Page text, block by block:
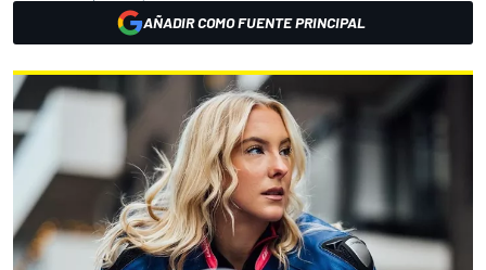
AÑADIR COMO FUENTE PRINCIPAL